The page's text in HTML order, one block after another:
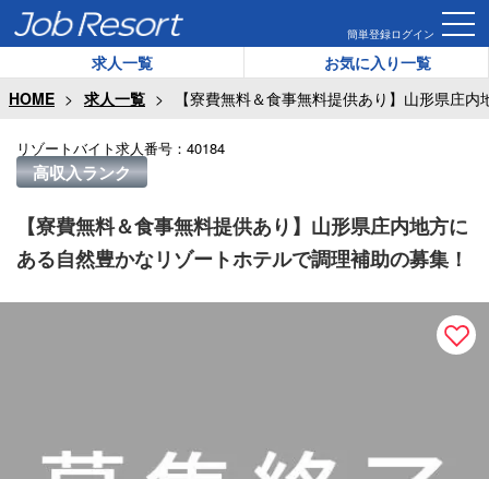
簡単登録ログイン
求人一覧
お気に入り一覧
HOME
求人一覧 【寮費無料＆食事無料提供あり】山形県庄
高収入ランク
リゾートバイト求人番号： 40184
【寮費無料＆食事無料提供あり】山形県庄内地方に
ある自然豊かなリゾートホテルで調理補助の募集！